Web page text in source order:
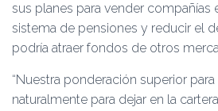
sus planes para vender compañías
sistema de pensiones y reducir el
podría atraer fondos de otros
“Nuestra ponderación superior
naturalmente para dejar en la